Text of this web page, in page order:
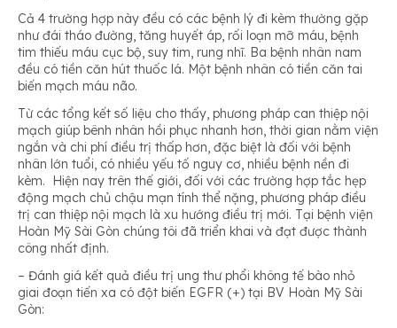
Cả 4 trường hợp này đều có các bệnh lý đi kèm thường gặp
như đái tháo đường, tăng huyết áp, rối loạn mỡ máu, bệnh
tim thiếu máu cục bộ, suy tim, rung nhĩ. Ba bệnh nhân nam
đều có tiền căn hút thuốc lá. Một bệnh nhân có tiền căn tai
biến mạch máu não.
Từ các tổng kết số liệu cho thấy, phương pháp can thiệp nội
mạch giúp bênh nhân hồi phục nhanh hơn, thời gian nằm viện
ngắn và chi phí điều trị thấp hơn, đặc biệt là đối với bệnh
nhân lớn tuổi, có nhiều yếu tố nguy cơ, nhiều bệnh nền đi
kèm. Hiện nay trên thế giới, đối với các trường hợp tắc hẹp
động mạch chủ chậu mạn tính thể nặng, phương pháp điều
trị can thiệp nội mạch là xu hướng điều trị mới. Tại bệnh viện
Hoàn Mỹ Sài Gòn chúng tôi đã triển khai và đạt được thành
công nhất định.
– Đánh giá kết quả điều trị ung thư phổi không tế bào nhỏ
giai đoạn tiến xa có đột biến EGFR (+) tại BV Hoàn Mỹ Sài
Gòn: